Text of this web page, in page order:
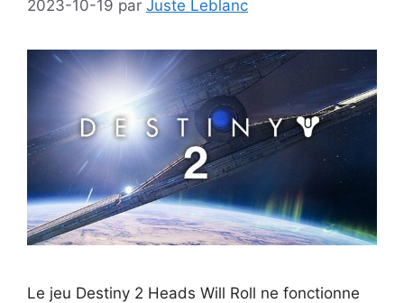
2023-10-19 par Juste Leblanc
Le jeu Destiny 2 Heads Will Roll ne fonctionne